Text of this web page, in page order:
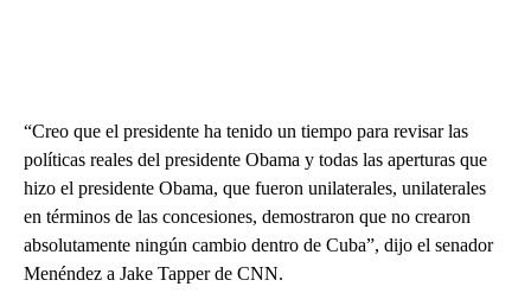
“Creo que el presidente ha tenido un tiempo para revisar las
políticas reales del presidente Obama y todas las aperturas que
hizo el presidente Obama, que fueron unilaterales, unilaterales
en términos de las concesiones, demostraron que no crearon
absolutamente ningún cambio dentro de Cuba”, dijo el senador
Menéndez a Jake Tapper de CNN.